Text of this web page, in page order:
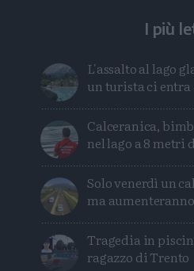
I più
L'assalto al lago
un turista ci entra
Calceranica,
nel lago a 8 metri
Solo venerdì un
ma
Tragedia in
ragazzo di Trento